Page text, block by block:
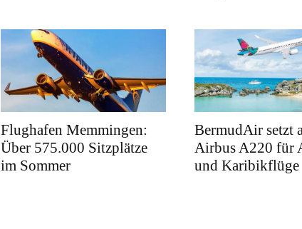
Flughafen Memmingen:
Über 575.000 Sitzplätze
im Sommer
BermudAir setzt
Airbus A220 für
und Karibikflüge